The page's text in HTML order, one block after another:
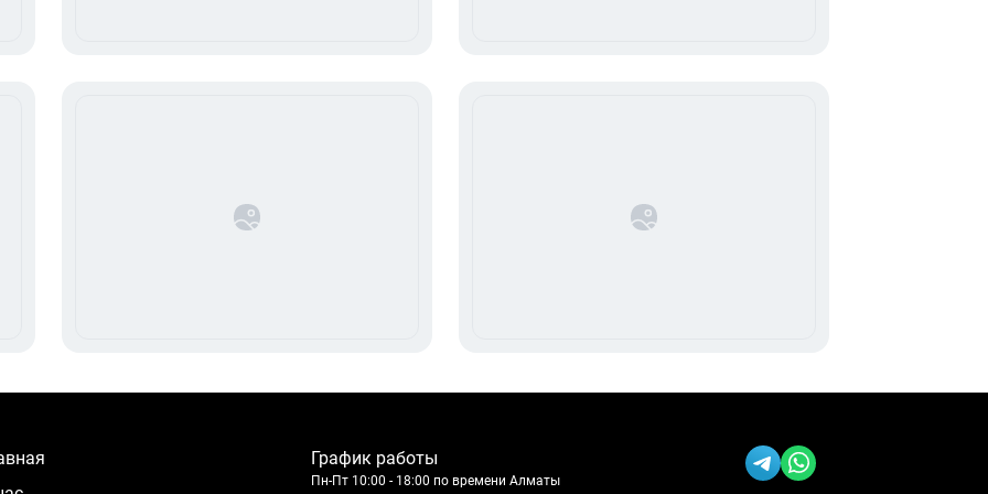
График работы
Пн-Пт 10:00 - 18:00 по времени Алматы